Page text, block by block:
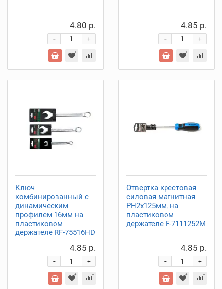
4.80 р.
+
-
4.85 р.
+
-
Ключ
комбинированный с
динамическим
профилем 16мм на
пластиковом
держателе RF-75516HD
4.85 р.
+
-
Отвертка крестовая
силовая магнитная
PH2х125мм, на
пластиковом
держателе F-7111252M
4.85 р.
+
-